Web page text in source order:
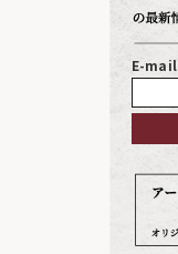
E-mail